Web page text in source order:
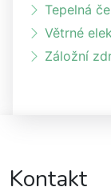
Tepelná
Větrné
Záložní
Kontakt